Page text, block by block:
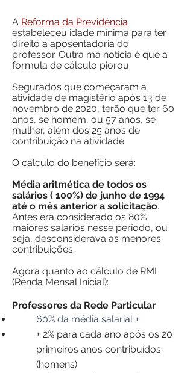
A Reforma da Previdência
estabeleceu idade mínima para ter
direito a aposentadoria do
professor. Outra má notícia é que a
formula de cálculo piorou.
Segurados que começaram a
atividade de magistério após 13 de
novembro de 2020, terão que ter 60
anos, se homem, ou 57 anos, se
mulher, além dos 25 anos de
contribuição na atividade.
O cálculo do benefício será:
Média aritmética de todos os
salários ( 100%) de junho de 1994
até o mês anterior a solicitação.
Antes era considerado os 80%
maiores salários nesse período, ou
seja, desconsiderava as menores
contribuições.
Agora quanto ao cálculo de RMI
(Renda Mensal Inicial):
Professores da Rede Particular
60% da média salarial+
+ 2% para cada ano após os 20
primeiros anos contribuídos
(homens)